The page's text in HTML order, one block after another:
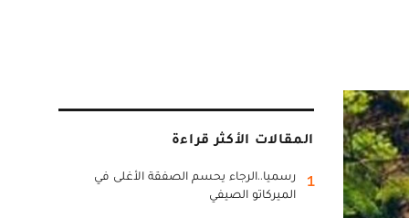
المقالات الأكثر قراءة
1
رسميا..الرجاء يحسم الصفقة الأغلى في
الميركاتو الصيفي